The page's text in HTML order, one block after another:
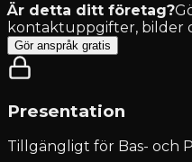
Är detta ditt företag?
kontaktuppgifter, bilder
Gör anspråk gratis
Presentation
Tillgängligt för Bas- och